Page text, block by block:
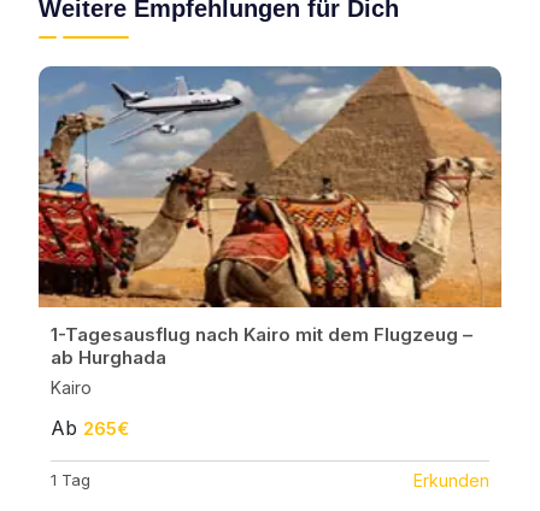
Weitere Empfehlungen für Dich
1-Tagesausflug nach Kairo mit dem Flugzeug –
ab Hurghada
Kairo
Ab 265€
1 Tag Erkunden